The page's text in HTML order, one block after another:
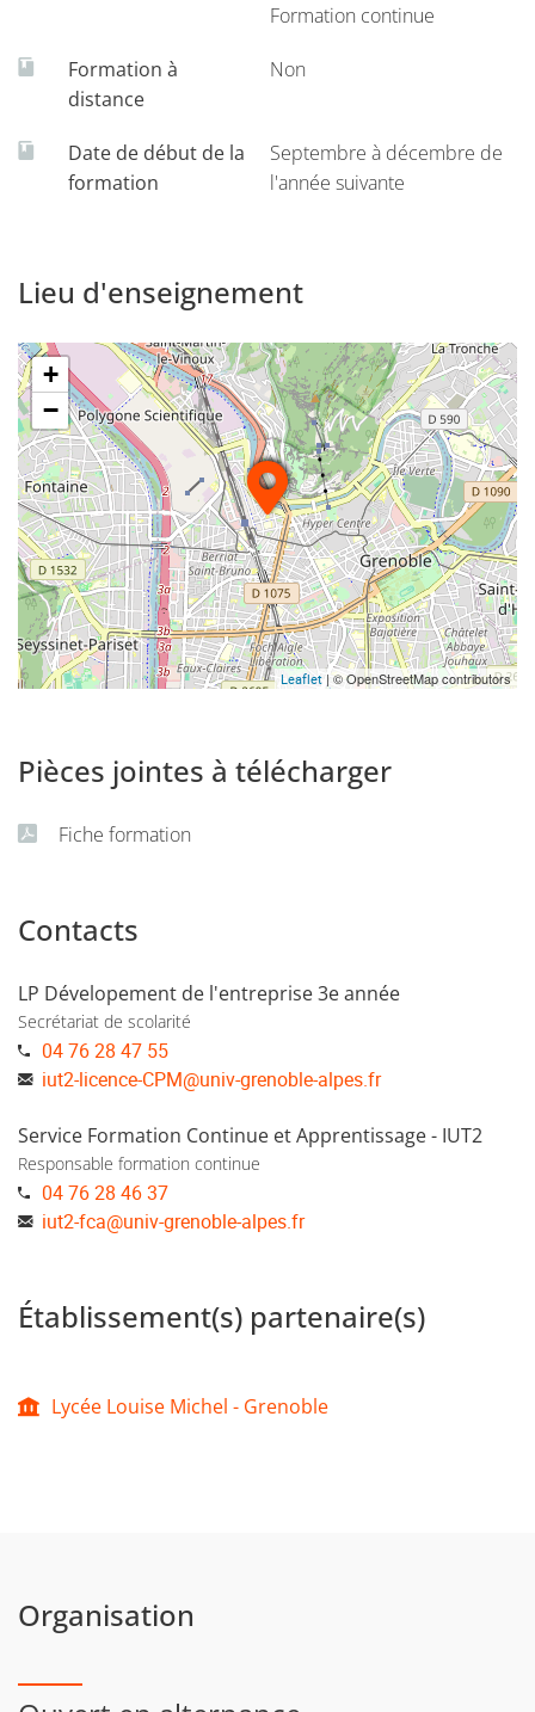
Formation continue
Formation à
distance
Non
Date de début de la
formation
Septembre à décembre de
l'année suivante
Lieu d'enseignement
+
−
Leaflet| © OpenStreetMap contributors
Pièces jointes à télécharger
Fiche formation
Contacts
LP Dévelopement de l'entreprise 3e année
Secrétariat de scolarité
04 76 28 47 55
iut2-licence-CPM@univ-grenoble-alpes.fr
Service Formation Continue et Apprentissage - IUT2
Responsable formation continue
04 76 28 46 37
iut2-fca@univ-grenoble-alpes.fr
Établissement(s) partenaire(s)
Lycée Louise Michel - Grenoble
Organisation